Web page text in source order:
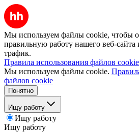
Мы используем файлы cookie, чтобы
правильную работу нашего веб-сайта
трафик.
Правила использования файлов cookie
Мы используем файлы cookie.
файлов cookie
Понятно
Ищу работу
Ищу работу
Ищу работу